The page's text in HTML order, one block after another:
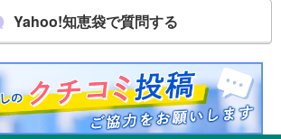
Yahoo!知恵袋で質問する